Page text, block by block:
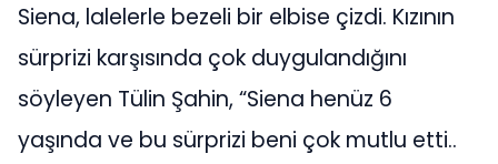
Siena, lalelerle bezeli bir elbise çizdi. Kızının
sürprizi karşısında çok duygulandığını
söyleyen Tülin Şahin, “Siena henüz 6
yaşında ve bu sürprizi beni çok mutlu etti..